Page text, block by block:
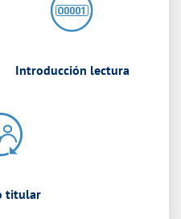
Introducción lectura
titular